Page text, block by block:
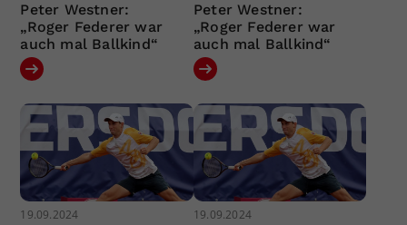
Peter Westner:
„Roger Federer war
auch mal Ballkind“
Peter Westner:
„Roger Federer war
auch mal Ballkind“
19.09.2024 19.09.2024